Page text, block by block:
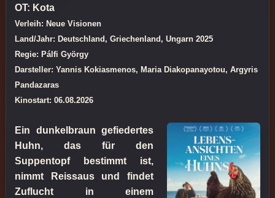
OT: Kota
Verleih: Neue Visionen
Land/Jahr: Deutschland, Griechenland, Ungarn 2025
Regie: Pálfi György
Darsteller: Yannis Kokiasmenos, Maria Diakopanayotou, Argyris
Pandazaras
Kinostart: 06.08.2026
Ein dunkelbraun gefiedertes
Huhn, das für den
Suppentopf bestimmt ist,
nimmt Reissaus und findet
Zuflucht in einem